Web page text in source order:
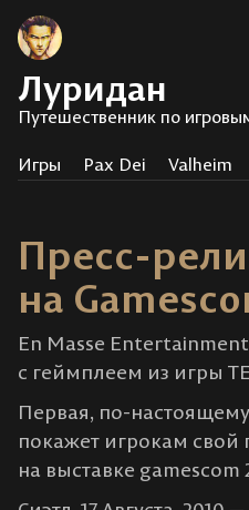
Луридан
Путешественник по
Игры Pax Dei Valheim
Пресс-
на
En Masse
с геймплеем из игры
Первая, по-
покажет игрокам свой
на выставке gamescom